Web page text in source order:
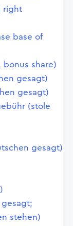
right
base of
share)
gesagt)
gesagt)
(stole
gesagt)
gesagt;
stehen)